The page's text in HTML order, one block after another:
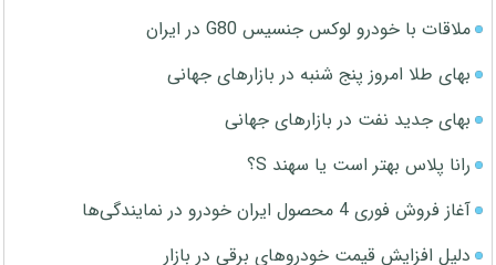
ملاقات با خودرو لوکس جنسیس G80 در ایران
بهای طلا امروز پنج شنبه در بازارهای جهانی
بهای جدید نفت در بازارهای جهانی
رانا پلاس بهتر است یا سهند S؟
آغاز فروش فوری 4 محصول ایران خودرو در نمایندگی‌ها
دلیل افزایش قیمت خودروهای برقی در بازار